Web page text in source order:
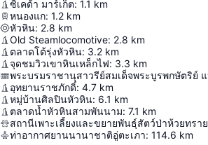
ซิเคด้า มาร์เก็ต: 1.1 km
หนองแก: 1.2 km
หัวหิน: 2.8 km
Old Steamlocomotive: 2.8 km
ตลาดโต้รุ่งหัวหิน: 3.2 km
จุดชมวิวเขาหินเหล็กไฟ: 3.3 km
อุทยานราชภักดิ์: 4.7 km
หมู่บ้านศิลปินหัวหิน: 6.1 km
ตลาดน้ำหัวหินสามพันนาม: 7.1 km
สถานีเพาะเลี้ยงและขยายพันธุ์สัตว์ป่าห้วยทราย
ท่าอากาศยานนานาชาติอู่ตะเภา: 114.6 km